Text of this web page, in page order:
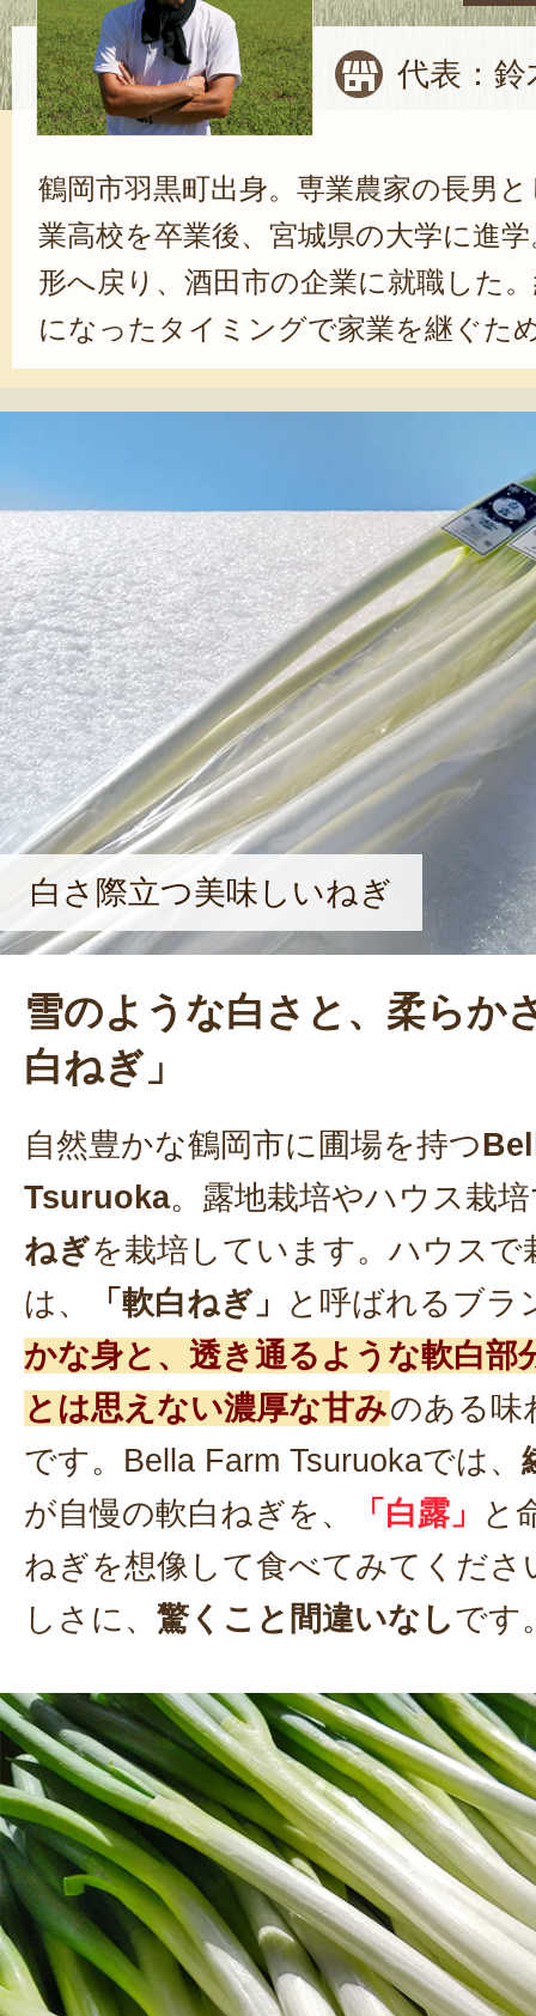
代表：鈴
鶴岡市羽黒町出身。専業農家の長男
業高校を卒業後、宮城県の大学に進
形へ戻り、酒田市の企業に就職した
になったタイミングで家業を継ぐた
就農研修の際に軟白ねぎに出会い、
を決意した。「初めは嫌々だった」
では、「綺麗で美味しいねぎ」を作
に充実感を感じている。自分がやる
「農業をやりたい！」と思ってもら
こいい農家」として活動していきた
がある。「まだまだ先輩農家から学
るように、試行錯誤の日々が続いて
ん。それでも、お客さんの「美味し
しい」という言葉をモチベーション
さを更新する」ねぎ作りを目指して
白さ際立つ美味しいねぎ
雪のような白さと、柔らか
白ねぎ」
自然豊かな鶴岡市に圃場を持つ
Tsuruoka。露地栽培やハウス栽
ねぎを栽培しています。ハウスで
は、
「軟白ねぎ」
と呼ばれるブラ
かな身と、透き通るような軟白部
とは思えない濃厚な甘みのある味
です。Bella Farm Tsuruokaでは、
が自慢の軟白ねぎを、
「白露」
と
ねぎを想像して食べてみてくださ
しさに、 驚くこと間違いなしです